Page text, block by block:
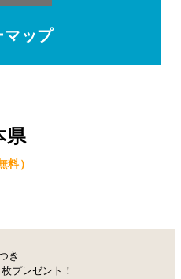
マップ
県
料）
き
プレゼント！